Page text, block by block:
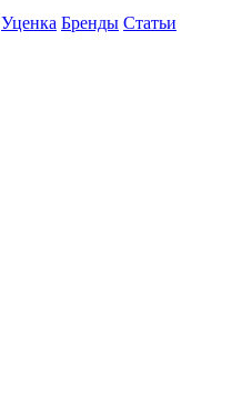
Уценка Бренды Статьи